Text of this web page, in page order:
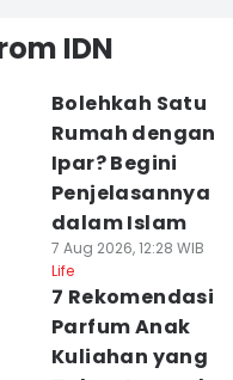
IDN
Bolehkah Satu
Rumah dengan
Ipar? Begini
Penjelasannya
dalam Islam
7 Aug 2026, 12:28 WIB
Life
7 Rekomendasi
Parfum Anak
Kuliahan yang